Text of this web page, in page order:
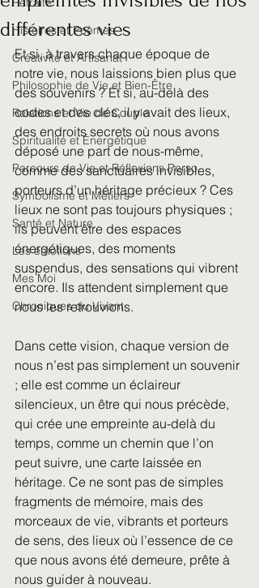
Histoires et Poèmes
Créativité et Artisanat
Philosophie de Vie et Bien-Être
Relations et Vie de Couple
Spiritualité et Énergétique
Parcours de Vie et Réflexions Perso
Symbolisme et Métiers
Santé et Nature
Les émotions
Mes Moi
Chroniques du Vivant
différentes vies
Et si, à travers chaque époque de
notre vie, nous laissions bien plus que
des souvenirs ? Et si, au-delà des
codes et des clés, il y avait des lieux,
des endroits secrets où nous avons
déposé une part de nous-même,
comme des sanctuaires invisibles,
porteurs d’un héritage précieux ? Ces
lieux ne sont pas toujours physiques ;
ils peuvent être des espaces
énergétiques, des moments
suspendus, des sensations qui vibrent
encore. Ils attendent simplement que
nous les retrouvions.
Dans cette vision, chaque version de
nous n’est pas simplement un souvenir
; elle est comme un éclaireur
silencieux, un être qui nous précède,
qui crée une empreinte au-delà du
temps, comme un chemin que l’on
peut suivre, une carte laissée en
héritage. Ce ne sont pas de simples
fragments de mémoire, mais des
morceaux de vie, vibrants et porteurs
de sens, des lieux où l’essence de ce
que nous avons été demeure, prête à
nous guider à nouveau.